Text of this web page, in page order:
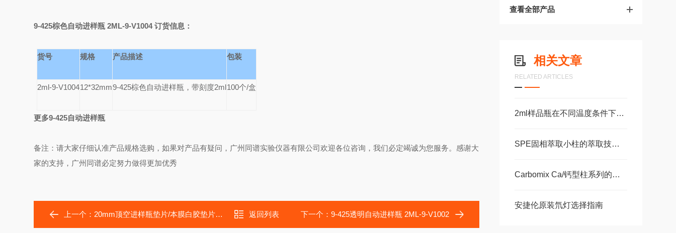
查看全部产品
相关文章
RELATED ARTICLES
2ml样品瓶在不同温度条件下的稳定性研究
SPE固相萃取小柱的萃取技术是提高检测灵敏度的方法
Carbomix Ca/钙型柱系列的柱子注意事项
安捷伦原装氘灯选择指南
9-425棕色自动进样瓶 2ML-9-V1004 订货信息：
货号 规格 产品描述 包装
2ml-9-V100412*32mm9-425棕色自动进样瓶，带刻度2ml100个/盒
更多9-425自动进样瓶
备注：请大家仔细认准产品规格选购，如果对产品有疑问，广州同谱实验仪器有限公司欢迎各位咨询，我们必定竭诚为您服务。感谢大
家的支持，广州同谱必定努力做得更加优秀
上一个： 20mm顶空进样瓶垫片/本膜白胶垫片20-SP1001 返回列表 下一个： 9-425透明自动进样瓶 2ML-9-V1002